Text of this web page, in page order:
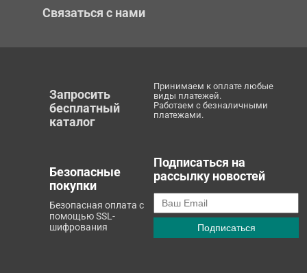
Связаться с нами
Запросить
бесплатный
каталог
Принимаем к оплате любые
виды платежей.
Работаем с безналичными
платежами.
Безопасные
покупки
Безопасная оплата с
помощью SSL-
шифрования
Подписаться на
рассылку новостей